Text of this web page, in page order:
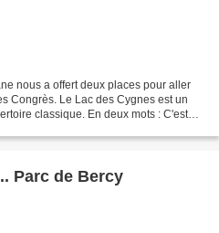
nous a offert deux places pour aller
Congrès. Le Lac des Cygnes est un
classique. En deux mots : C'est
Parc de Bercy